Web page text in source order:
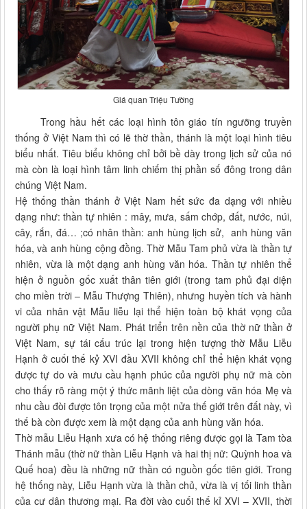
Giá quan Triệu Tường
Trong hầu hết các loại hình tôn giáo tín ngưỡng truyền
thống ở Việt Nam thì có lẽ thờ thần, thánh là một loại hình tiêu
biểu nhất. Tiêu biểu không chỉ bởi bề dày trong lịch sử của nó
mà còn là loại hình tâm linh chiếm thị phần số đông trong dân
chúng Việt Nam.
Hệ thống thần thánh ở Việt Nam hết sức đa dạng với nhiều
dạng như: thần tự nhiên : mây, mưa, sấm chớp, đất, nước, núi,
cây, rắn, đá… ;có nhân thần: anh hùng lịch sử, anh hùng văn
hóa, và anh hùng cộng đồng. Thờ Mẫu Tam phủ vừa là thần tự
nhiên, vừa là một dạng anh hùng văn hóa. Thần tự nhiên thể
hiện ở nguồn gốc xuất thân tiên giới (trong tam phủ đại diện
cho miền trời – Mẫu Thượng Thiên), nhưng huyền tích và hành
vi của nhân vật Mẫu liễu lại thể hiện toàn bộ khát vọng của
người phụ nữ Việt Nam. Phát triển trên nền của thờ nữ thần ở
Việt Nam, sự tái cấu trúc lại trong hiện tượng thờ Mẫu Liễu
Hạnh ở cuối thế kỷ XVI đầu XVII không chỉ thể hiện khát vọng
được tự do và mưu cầu hạnh phúc của người phụ nữ mà còn
cho thấy rõ ràng một ý thức mãnh liệt của dòng văn hóa Mẹ và
nhu cầu đòi được tôn trọng của một nửa thế giới trên đất này, vì
thế bà còn được xem là một dạng của anh hùng văn hóa.
Thờ mẫu Liễu Hạnh xưa có hệ thống riêng được gọi là Tam tòa
Thánh mẫu (thờ nữ thần Liễu Hạnh và hai thị nữ: Quỳnh hoa và
Quế hoa) đều là những nữ thần có nguồn gốc tiên giới. Trong
hệ thống này, Liễu Hạnh vừa là thần chủ, vừa là vị tối linh thần
của cư dân thương mại. Ra đời vào cuối thế kỉ XVI – XVII, thời